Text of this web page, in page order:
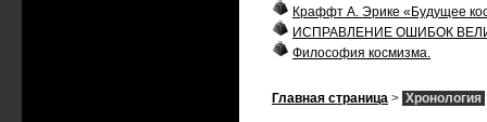
Краффт А. Эрике «Будущее
ИСПРАВЛЕНИЕ ОШИБОК
Философия космизма.
Главная страница > Хронология